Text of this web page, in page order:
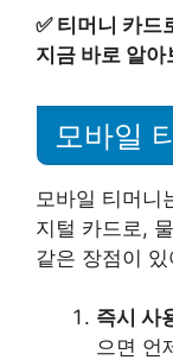
✅ 티머니 카드
지금 바로 알아
모바일
모바일 티머니
지털 카드로,
같은 장점이 있
즉시 사
으면 언